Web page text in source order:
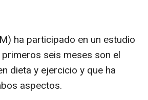
ha participado en un estudio
seis meses son el
dieta y ejercicio y que ha
aspectos.